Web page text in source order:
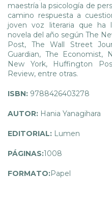
maestría la psicología de
camino respuesta a
joven voz literaria que ha
novela del año según The
Post, The Wall Street
Guardian, The Economist,
New York, Huffington
Review, entre otras.
ISBN: 9788426403278
AUTOR: Hania Yanagihara
EDITORIAL: Lumen
PÁGINAS:1008
FORMATO:Papel